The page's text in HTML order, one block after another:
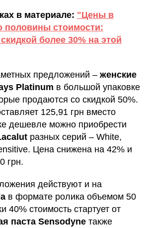
в материале: "Цены в
половины стоимости:
более 30% на этой
предложений – женские
Platinum в большой упаковке
продаются со скидкой 50%.
125,91 грн вместо
дешевле можно приобрести
разных серий – White,
Цена снижена на 42% и
грн.
действуют и на
в формате ролика объемом 50
40% стоимость стартует от
паста Sensodyne также